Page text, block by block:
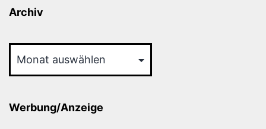
Archiv
Werbung/Anzeige